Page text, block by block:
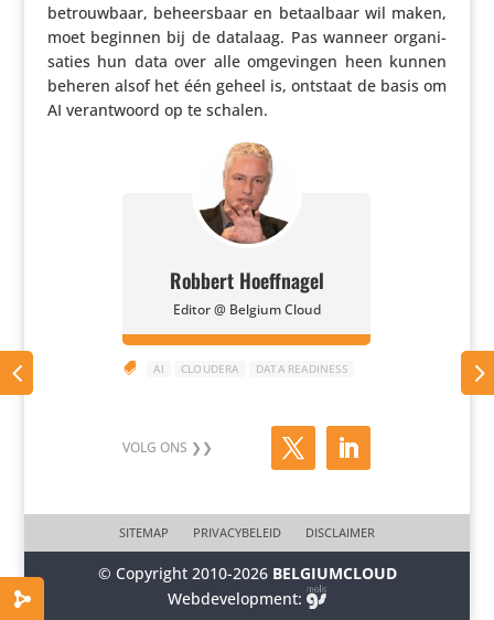
betrouw­baar, beheers­baar en betaal­baar wil maken,
moet beginnen bij de datalaag. Pas wanneer orga­ni­
sa­ties hun data over alle omge­vingen heen kunnen
beheren alsof het één geheel is, ontstaat de basis om
AI verant­woord op te schalen.
Robbert Hoeffnagel
Editor @ Belgium Cloud
 AI CLOUDERA DATA READINESS
SITEMAP PRIVACYBELEID DISCLAIMER
© Copyright 2010-2026 BELGIUMCLOUD
Webdevelopment: